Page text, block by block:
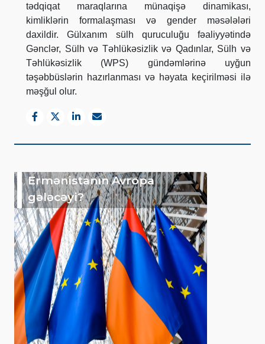
tədqiqat maraqlarına münaqişə dinamikası,
kimliklərin formalaşması və gender məsələləri
daxildir. Gülxanım sülh quruculuğu fəaliyyətində
Gənclər, Sülh və Təhlükəsizlik və Qadınlar, Sülh və
Təhlükəsizlik (WPS) gündəmlərinə uyğun
təşəbbüslərin hazırlanması və həyata keçirilməsi ilə
məşğul olur.
Ermənistanın Avropa
gələcəyi?